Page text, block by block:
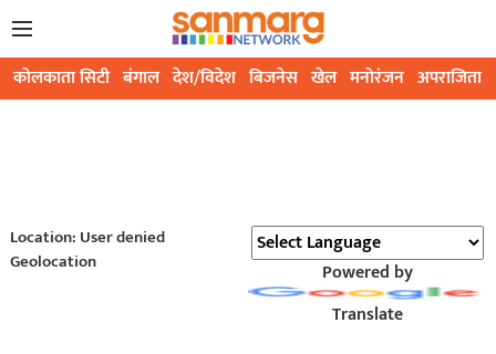
कोलकाता सिटी बंगाल देश/विदेश बिजनेस खेल मनोरंजन अपराजिता
Location: User denied
Geolocation
Powered by
Translate